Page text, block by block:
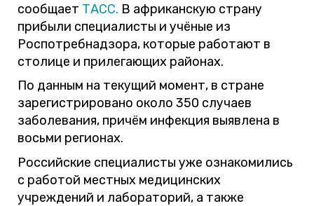
сообщает ТАСС. В африканскую страну
прибыли специалисты и учёные из
Роспотребнадзора, которые работают в
столице и прилегающих районах.
По данным на текущий момент, в стране
зарегистрировано около 350 случаев
заболевания, причём инфекция выявлена в
восьми регионах.
Российские специалисты уже ознакомились
с работой местных медицинских
учреждений и лабораторий, а также